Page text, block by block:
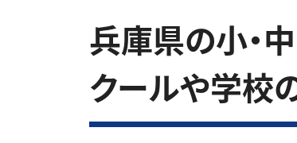
兵庫県の小・
クールや学校